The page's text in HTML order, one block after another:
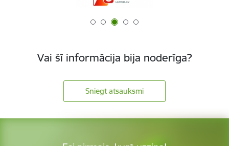
Vai šī informācija bija noderīga?
Sniegt atsauksmi